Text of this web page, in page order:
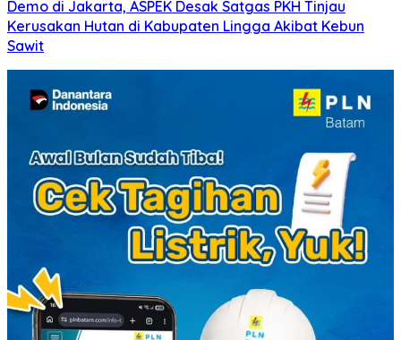
Demo di Jakarta, ASPEK Desak Satgas PKH Tinjau
Kerusakan Hutan di Kabupaten Lingga Akibat Kebun
Sawit